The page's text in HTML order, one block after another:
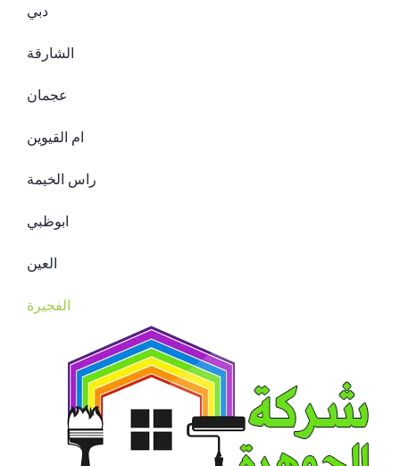
دبي
الشارقة
عجمان
ام القيوين
راس الخيمة
ابوظبي
العين
الفجيرة